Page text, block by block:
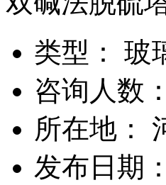
类型： 玻
咨询人数：
所在地：
发布日期：